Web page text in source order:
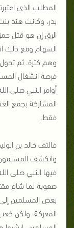
المطلب الذي
بدر، وكانت هند
الرق إن هو قتل
السهام ومع ذلك
وهم كثرة. ثم تحول
فرصة انشغال
أوامر النبي صلى
المشاركة بجمع
فقط.
فالتف خالد بن
وانكشف
فيها النبي صلى
صعوبة لما شاع
بعض المسلمين
المعركة. ولكن